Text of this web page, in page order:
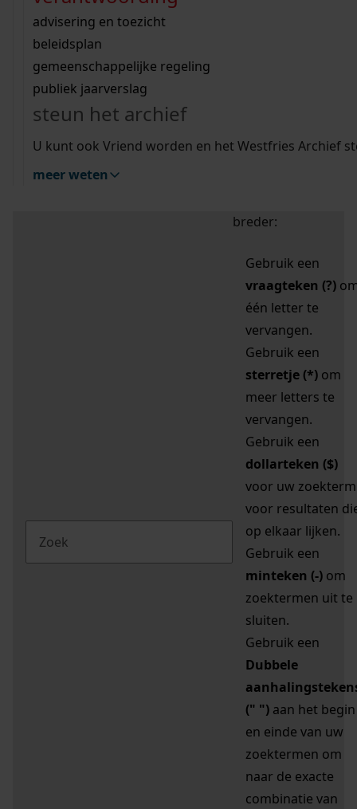
bouwvergunningen
omgevingsvergunningen
vergunningen
beeld en geluid
uitleg nodig?
Wij helpen u op weg met een aantal zoektips.
bekijk alle zoektips
Wij helpen u op weg met een aantal zoektips.
bekijk alle zoektips
bekijk ons geschiedenislokaal
advisering en toezicht
beleidsplan
gemeenschappelijke regeling
publiek jaarverslag
steun het archief
U kunt ook Vriend worden en het Westfries Archief
meer weten
zoektips
Mijn Studiezaal (inloggen)
uw zoekopdracht te
breder:
Gebruik een
vraagteken (?)
één letter te
vervangen.
Gebruik een
sterretje (*) om
meer letters te
vervangen.
Gebruik een
dollarteken ($)
voor uw zoekterm
voor resultaten
op elkaar lijken.
Gebruik een
minteken (-) om
zoektermen uit te
sluiten.
Gebruik een
Dubbele
(" ") aan het begin
en einde van uw
zoektermen om
naar de exacte
combinatie van